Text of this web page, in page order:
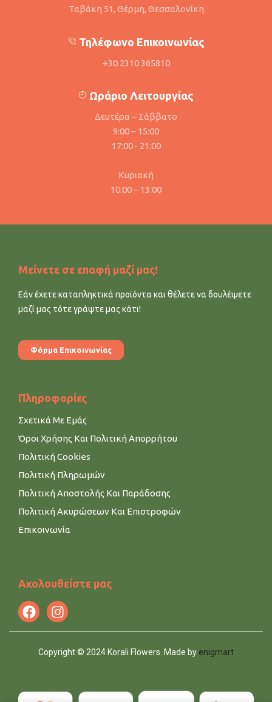
Ταβάκη 51, Θέρμη, Θεσσαλονίκη
Τηλέφωνο Επικοινωνίας
+30 2310 365810
Ωράριο Λειτουργίας
Δευτέρα – Σάββατο
9:00 – 15:00
17:00 - 21:00
Κυριακή
10:00 – 13:00
Μείνετε σε επαφή μαζί μας!
Εάν έχετε καταπληκτικά προϊόντα και θέλετε να δουλέψετε
μαζί μας τότε γράψτε μας κάτι!
Φόρμα Επικοινωνίας
Πληροφορίες
Σχετικά Με Εμάς
Όροι Χρήσης Και Πολιτική Απορρήτου
Πολιτική Cookies
Πολιτική Πληρωμών
Πολιτική Αποστολής Και Παράδοσης
Πολιτική Ακυρώσεων Και Επιστροφών
Επικοινωνία
Ακολουθείστε μας
Copyright © 2024 Korali Flowers. Made by enigmart